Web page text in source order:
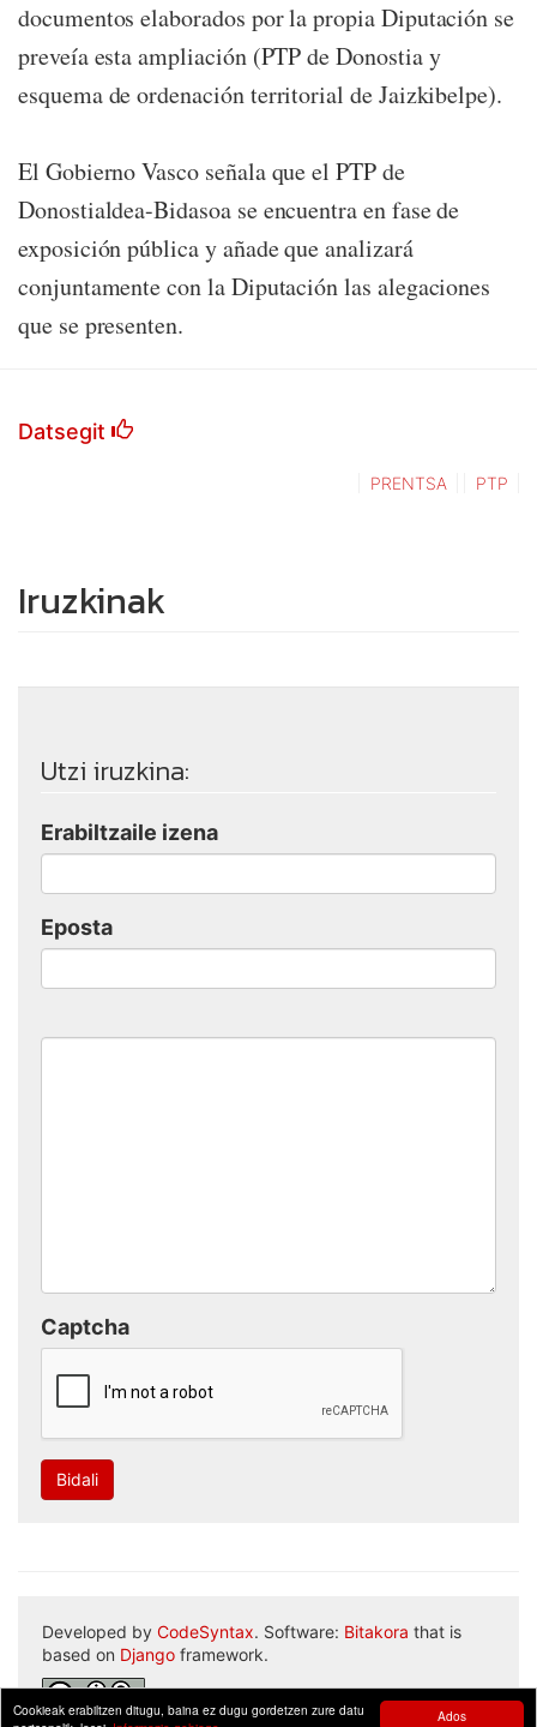
Ados
Cookieak erabiltzen ditugu, baina ez dugu gordetzen zure datu
documentos elaborados por la propia Diputación se
preveía esta ampliación (PTP de Donostia y
esquema de ordenación territorial de Jaizkibelpe).
El Gobierno Vasco señala que el PTP de
Donostialdea-Bidasoa se encuentra en fase de
exposición pública y añade que analizará
conjuntamente con la Diputación las alegaciones
que se presenten.
Datsegit
PRENTSA PTP
Iruzkinak
Utzi iruzkina:
Erabiltzaile izena
Eposta
Captcha
Bidali
Developed by CodeSyntax. Software: Bitakora that is
based on Django framework.